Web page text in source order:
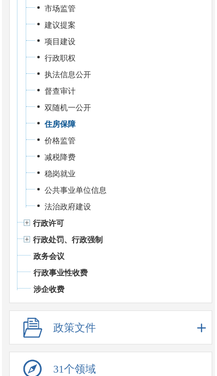
市场监管
建议提案
项目建设
行政职权
执法信息公开
督查审计
双随机一公开
住房保障
价格监管
减税降费
稳岗就业
公共事业单位信息
法治政府建设
行政许可
行政处罚、行政强制
政务会议
行政事业性收费
涉企收费
政策文件
31个领域